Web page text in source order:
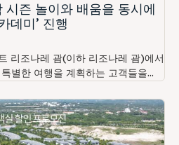
시즌 놀이와 배움을 동시에
데미’ 진행
리조나레 괌(이하 리조나레 괌)에서
별한 여행을 계획하는 고객들을...